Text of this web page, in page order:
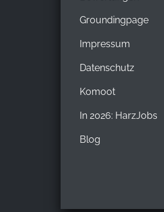
Groundingpage
Impressum
Datenschutz
Komoot
In 2026: HarzJobs
Blog
Plattformen anzeigen zu
diesen externen Medien
YouTube